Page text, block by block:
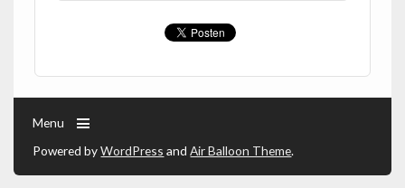
Menu
Powered byWordPress andAir Balloon Theme.